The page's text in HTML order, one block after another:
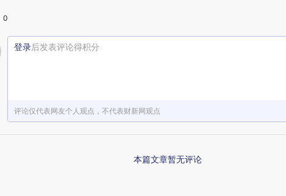
0
登录后发表评论得积分
评论仅代表网友个人观点，不代表财新网观点
本篇文章暂无评论